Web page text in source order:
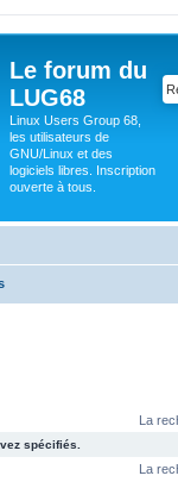
Le forum du
LUG68
Linux Users Group 68,
les utilisateurs de
GNU/Linux et des
logiciels libres. Inscription
ouverte à tous.
La
spécifiés.
La